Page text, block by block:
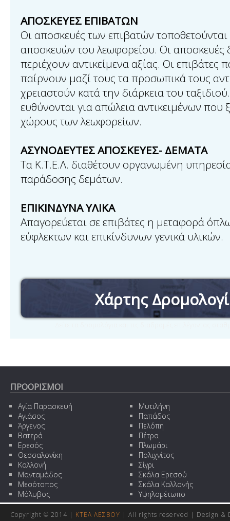
ΑΠΟΣΚΕΥΕΣ ΕΠΙΒΑΤΩΝ
Οι αποσκευές των επιβατών
αποσκευών του λεωφορείου. Οι αποσκευές
περιέχουν αντικείμενα αξίας. Οι επιβάτες
παίρνουν μαζί τους τα προσωπικά τους
χρειαστούν κατά την διάρκεια του
ευθύνονται για απώλεια αντικειμένων που
χώρους των λεωφορείων.
ΑΣΥΝΟΔΕΥΤΕΣ ΑΠΟΣΚΕΥΕΣ- ΔΕΜΑΤΑ
Τα Κ.Τ.Ε.Λ. διαθέτουν οργανωμένη
παράδοσης δεμάτων.
ΕΠΙΚΙΝΔΥΝΑ ΥΛΙΚΑ
Απαγορεύεται σε επιβάτες η μεταφορά
εύφλεκτων και επικίνδυνων γενικά υλικών.
Χάρτης
ΠΡΟΟΡΙΣΜΟΙ
Αγία Παρασκευή
Αγιάσος
Άργενος
Βατερά
Ερεσός
Θεσσαλονίκη
Καλλονή
Μανταμάδος
Μεσότοπος
Μόλυβος
Μυτιλήνη
Παπάδος
Πελόπη
Πέτρα
Πλωμάρι
Πολιχνίτος
Σίγρι
Σκάλα Ερεσού
Σκάλα Καλλονής
Υψηλομέτωπο
Copyright © 2014 | ΚΤΕΛ ΛΕΣΒΟΥ | All rights reserved | Design &